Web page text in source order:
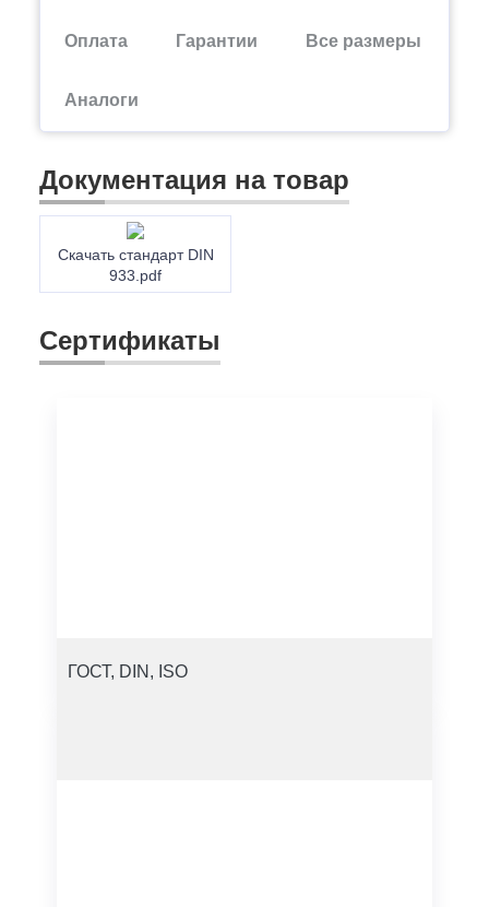
Оплата Гарантии Все размеры
Аналоги
Документация на товар
Скачать стандарт DIN
933.pdf
Сертификаты
ГОСТ, DIN, ISO